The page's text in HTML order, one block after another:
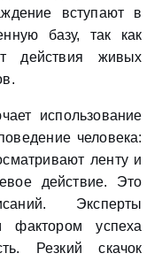
вступают в
базу, так как
действия живых
использование
человека:
ленту и
действие. Это
Эксперты
фактором успеха
Резкий скачок